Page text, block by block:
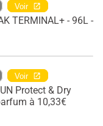
Voir
TERMINAL+ - 96L -
Voir
Protect & Dry
à 10,33€